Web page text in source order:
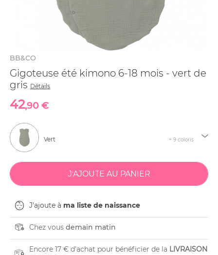
BB&CO
Gigoteuse été kimono 6-18 mois - vert de
gris Détails
42,90 €
Vert + 9 coloris
J'ajoute à ma liste de naissance
Chez vous demain matin
Encore 17 € d'achat pour bénéficier de la LIVRAISON